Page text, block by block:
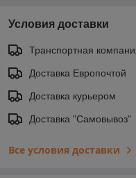
Условия доставки
Транспортная
Доставка Европочтой
Доставка курьером
Доставка "Самовывоз"
Все условия доставки